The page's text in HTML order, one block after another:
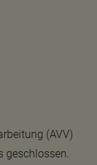
(AVV)
geschlossen.